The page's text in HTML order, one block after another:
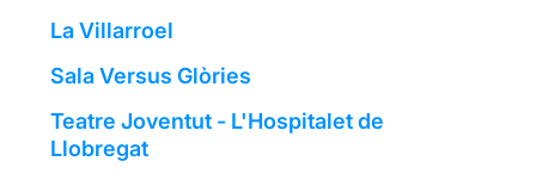
La Villarroel
Sala Versus Glòries
Teatre Joventut - L'Hospitalet de
Llobregat